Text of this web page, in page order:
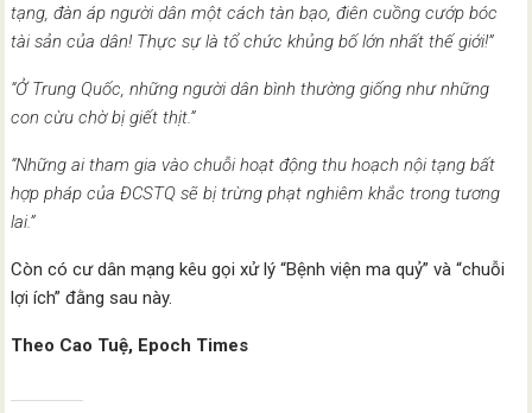
tạng, đàn áp người dân một cách tàn bạo, điên cuồng cướp bóc
tài sản của dân! Thực sự là tổ chức khủng bố lớn nhất thế giới!”
“Ở Trung Quốc, những người dân bình thường giống như những
con cừu chờ bị giết thịt.”
“Những ai tham gia vào chuỗi hoạt động thu hoạch nội tạng bất
hợp pháp của ĐCSTQ sẽ bị trừng phạt nghiêm khắc trong tương
lai.”
Còn có cư dân mạng kêu gọi xử lý “Bệnh viện ma quỷ” và “chuỗi
lợi ích” đằng sau này.
Theo Cao Tuệ, Epoch Times